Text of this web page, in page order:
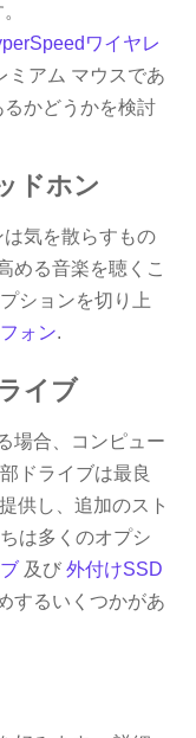
ワイヤレ
ミアム マウスであ
かどうかを検討
ドホン
は気を散らすもの
める音楽を聴くこ
ションを切り上
ォン.
イブ
場合、コンピュー
ドライブは最良
供し、追加のスト
は多くのオプシ
及び外付けSSD
するいくつかがあ